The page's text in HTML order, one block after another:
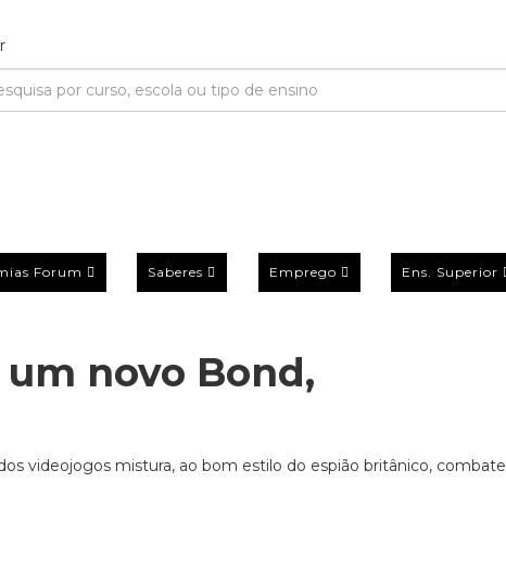
Forum Saberes Emprego Ens. Superior
novo Bond,
videojogos mistura, ao bom estilo do espião britânico, combate